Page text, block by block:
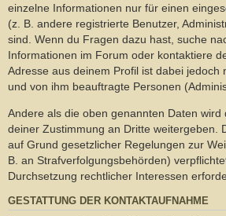
einzelne Informationen nur für einen
(z. B. andere registrierte Benutzer,
sind. Wenn du Fragen dazu hast, suche
Informationen im Forum oder kontaktiere
Adresse aus deinem Profil ist dabei jedoch
und von ihm beauftragte Personen
Andere als die oben genannten Daten
deiner Zustimmung an Dritte weitergeben.
auf Grund gesetzlicher Regelungen zur
B. an Strafverfolgungsbehörden)
Durchsetzung rechtlicher Interessen
GESTATTUNG DER KONTAKTAUFNAHME